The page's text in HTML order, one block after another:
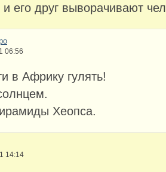
его друг выворачивают
06:56
в Африку гулять!
Хеопса.
14:14